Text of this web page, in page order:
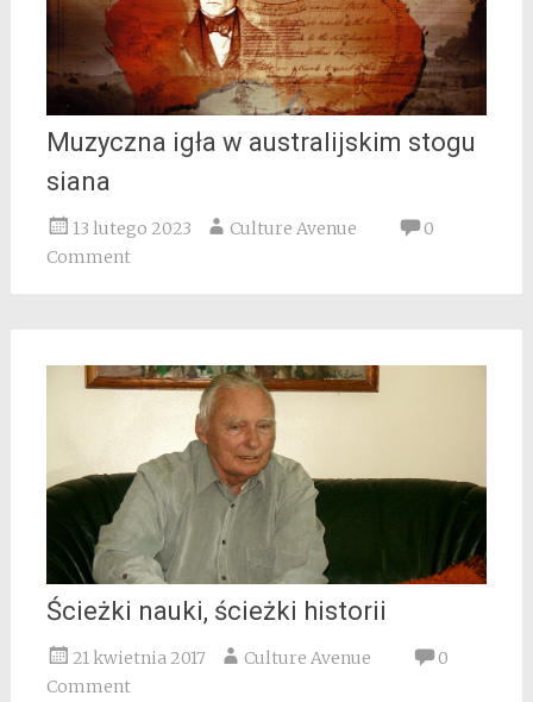
Muzyczna igła w australijskim stogu
siana
13 lutego 2023 Culture Avenue
0
Comment
Ścieżki nauki, ścieżki historii
21 kwietnia 2017 Culture Avenue
0
Comment